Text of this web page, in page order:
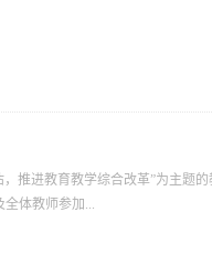
推进教育教学综合改革”为主题的
体教师参加...